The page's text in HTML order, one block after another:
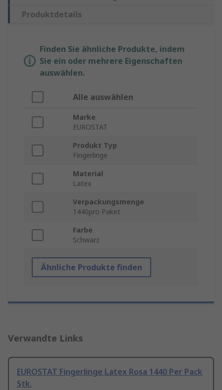
Produktdetails
Finden Sie ähnliche Produkte, indem
Sie ein oder mehrere Eigenschaften
auswählen.
Alle auswählen
Marke
EUROSTAT
Produkt Typ
Fingerlinge
Material
Latex
Verpackungsmenge
1440pro Paket
Farbe
Schwarz
Ähnliche Produkte finden
Verwandte Links
EUROSTAT Fingerlinge Latex Rosa 1440 Per Pack
Stk.